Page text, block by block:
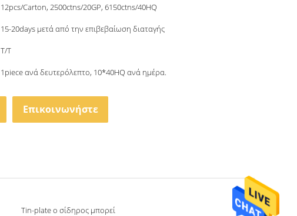
12pcs/Carton, 2500ctns/20GP, 6150ctns/40HQ
15-20days μετά από την επιβεβαίωση διαταγής
T/T
1piece ανά δευτερόλεπτο, 10*40HQ ανά ημέρα.
Επικοινωνήστε
Tin-plate ο σίδηρος μπορεί